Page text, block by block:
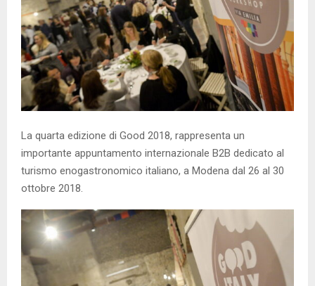
La quarta edizione di Good 2018, rappresenta un
importante appuntamento internazionale B2B dedicato al
turismo enogastronomico italiano, a Modena dal 26 al 30
ottobre 2018.